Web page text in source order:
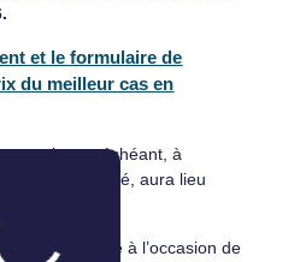
et le formulaire de
du meilleur cas en
et, le cas échéant, à
concerné, aura lieu
(mai 2026).
organisée à l’occasion de